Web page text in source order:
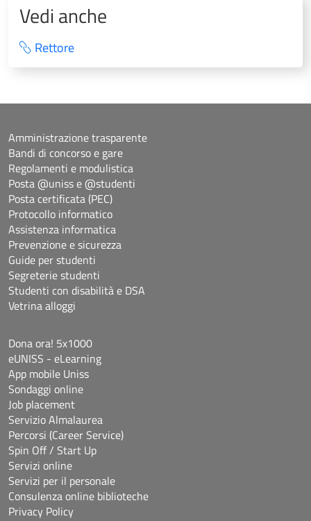
Vedi anche
Rettore
Amministrazione trasparente
Bandi di concorso e gare
Regolamenti e modulistica
Posta @uniss e @studenti
Posta certificata (PEC)
Protocollo informatico
Assistenza informatica
Prevenzione e sicurezza
Guide per studenti
Segreterie studenti
Studenti con disabilità e DSA
Vetrina alloggi
Dona ora! 5x1000
eUNISS - eLearning
App mobile Uniss
Sondaggi online
Job placement
Servizio Almalaurea
Percorsi (Career Service)
Spin Off / Start Up
Servizi online
Servizi per il personale
Consulenza online biblioteche
Privacy Policy